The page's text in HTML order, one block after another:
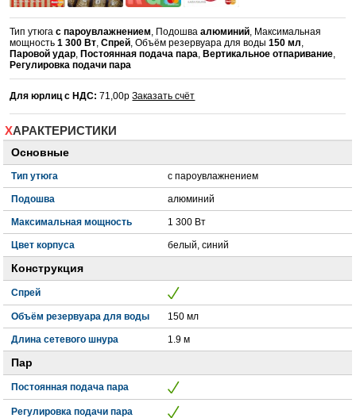
Тип утюгас пароувлажнением, Подошваалюминий, Максимальная
мощность1 300 Вт,Спрей, Объём резервуара для воды150 мл,
Паровой удар, Постоянная подача пара, Вертикальное отпаривание,
Регулировка подачи пара
Для юрлиц с НДС: 71,00рЗаказать счёт
ХАРАКТЕРИСТИКИ
Основные
Тип утюга с пароувлажнением
Подошва алюминий
Максимальная мощность 1 300 Вт
Цвет корпуса белый, синий
Конструкция
Спрей
Объём резервуара для воды 150 мл
Длина сетевого шнура 1.9 м
Пар
Постоянная подача пара
Регулировка подачи пара